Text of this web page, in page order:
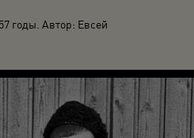
годы. Автор: Евсей